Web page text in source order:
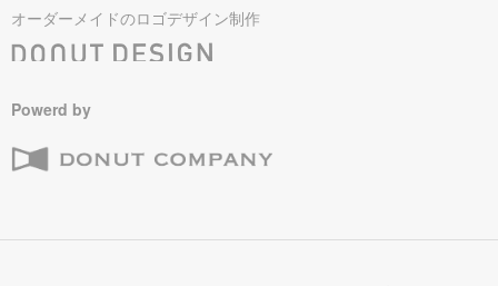
オーダーメイドのロゴデザイン制作
Powerd by